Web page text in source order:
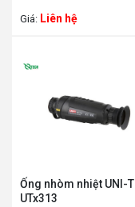
Giá: Liên hệ
Ống nhòm nhiệt UNI-T
UTx313